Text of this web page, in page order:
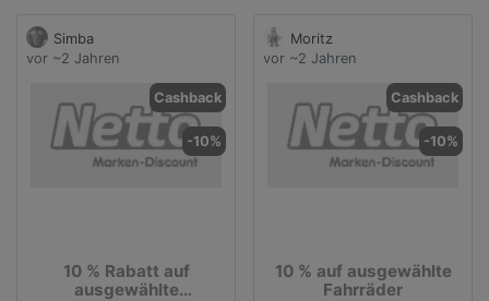
Simba
vor ~2 Jahren
Cashback
-10%
10 % Rabatt auf
ausgewählte
Moritz
vor ~2 Jahren
Cashback
-10%
10 % auf ausgewählte
Fahrräder